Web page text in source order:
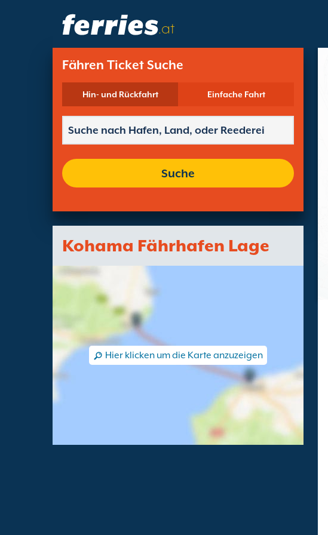
.at
Fähren Ticket Suche
Hin- und Rückfahrt Einfache Fahrt
Suche
Kohama Fährhafen Lage
Hier klicken um die Karte anzuzeigen